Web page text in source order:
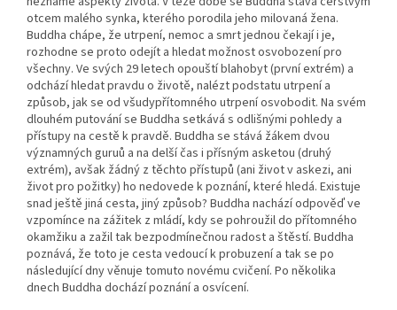
otcem malého synka, kterého porodila jeho milovaná žena.
Buddha chápe, že utrpení, nemoc a smrt jednou čekají i je,
rozhodne se proto odejít a hledat možnost osvobození pro
všechny. Ve svých 29 letech opouští blahobyt (první extrém) a
odchází hledat pravdu o životě, nalézt podstatu utrpení a
způsob, jak se od všudypřítomného utrpení osvobodit. Na svém
dlouhém putování se Buddha setkává s odlišnými pohledy a
přístupy na cestě k pravdě. Buddha se stává žákem dvou
významných guruů a na delší čas i přísným asketou (druhý
extrém), avšak žádný z těchto přístupů (ani život v askezi, ani
život pro požitky) ho nedovede k poznání, které hledá. Existuje
snad ještě jiná cesta, jiný způsob? Buddha nachází odpověď ve
vzpomínce na zážitek z mládí, kdy se pohroužil do přítomného
okamžiku a zažil tak bezpodmínečnou radost a štěstí. Buddha
poznává, že toto je cesta vedoucí k probuzení a tak se po
následující dny věnuje tomuto novému cvičení. Po několika
dnech Buddha dochází poznání a osvícení.